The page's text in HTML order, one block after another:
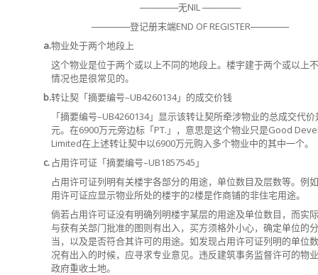
──────无NIL ──────
──────登记册末端END OF REGISTER──────
a.物业处于两个地段上
这个物业是位于两个或以上不同的地段上。楼宇建于两个或以上
情况也是很常见的。
b.转让契「摘要编号–UB4260134」的成交价钱
「摘要编号–UB4260134」显示该转让契所牵涉物业的总成交代
元。在6900万元旁边标「PT.」，意思是这个物业只是Good
Limited在上述转让契中以6900万元购入多个物业中的其中一个。
c. 占用许可证「摘要编号–UB1857545」
占用许可证列明有关楼宇各部分的用途，单位数目及层数等。例
用许可证应显示物业所处的楼宇的2楼是作商铺的非住宅用途。
倘若占用许可证没有明确列明楼宇某层的用途及单位数目，而实
与获有关部门批准的图则有出入，买方须格外小心，确定单位的
当，以及是否符合其许可的用途。如发现占用许可证列明的单位
况有出入的时候，应寻求专业意见。违反建筑事务监督许可的物
政府重收土地。